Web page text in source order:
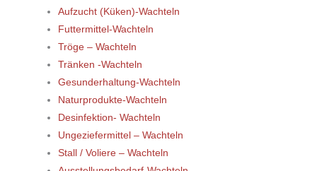
Aufzucht (Küken)-Wachteln
Futtermittel-Wachteln
Tröge – Wachteln
Tränken -Wachteln
Gesunderhaltung-Wachteln
Naturprodukte-Wachteln
Desinfektion- Wachteln
Ungeziefermittel – Wachteln
Stall / Voliere – Wachteln